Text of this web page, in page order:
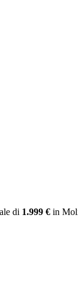
di 1.999 € in